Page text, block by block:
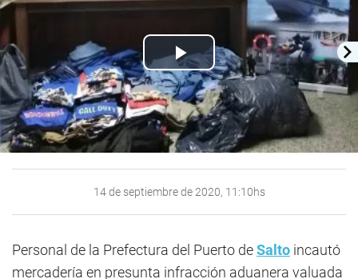
Play
Video
14 de septiembre de 2020, 11:10hs
Personal de la Prefectura del Puerto deSalto incautó
mercadería en presunta infracción aduanera valuada